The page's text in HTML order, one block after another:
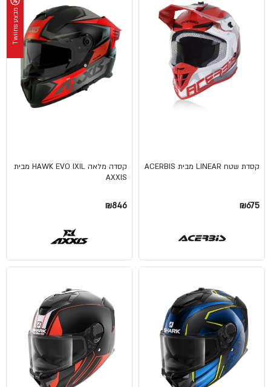
קסדת שטח LINEAR מבית ACERBIS
₪675
מ
ב
צ
ע
T
w
i
i
n
s
קסדה מלאה HAWK EVO IXIL מבית
AXXIS
₪846